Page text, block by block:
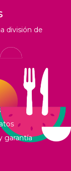
división de
garantía